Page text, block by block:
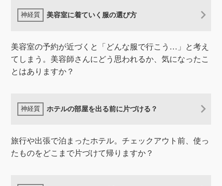
美容室に着ていく服の選び方
美容室の予約が近づくと「どんな服で行こう…」と考え
てしまう。美容師さんにどう思われるか、気になったこ
とはありますか？
ホテルの部屋を出る前に片づける？
旅行や出張で泊まったホテル。チェックアウト前、使っ
たものをどこまで片づけて帰りますか？